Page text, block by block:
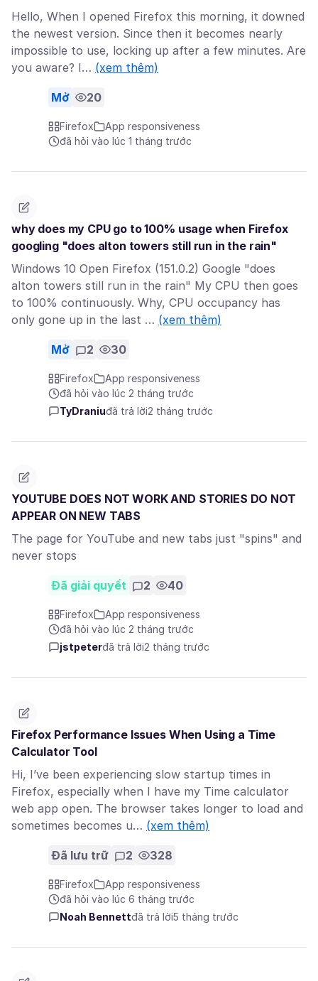
Hello, When I opened Firefox this morning, it downed
the newest version. Since then it becomes nearly
impossible to use, locking up after a few minutes. Are
you aware? I… (xem thêm)
Mở 20
Firefox
App responsiveness
đã hỏi vào lúc 1 tháng trước
why does my CPU go to 100% usage when Firefox
googling "does alton towers still run in the rain"
Windows 10 Open Firefox (151.0.2) Google "does
alton towers still run in the rain" My CPU then goes
to 100% continuously. Why, CPU occupancy has
only gone up in the last … (xem thêm)
Mở 2 30
Firefox
App responsiveness
đã hỏi vào lúc 2 tháng trước
TyDraniuđã trả lời2 tháng trước
YOUTUBE DOES NOT WORK AND STORIES DO NOT
APPEAR ON NEW TABS
The page for YouTube and new tabs just "spins" and
never stops
Đã giải quyết 2 40
Firefox
App responsiveness
đã hỏi vào lúc 2 tháng trước
jstpeterđã trả lời2 tháng trước
Firefox Performance Issues When Using a Time
Calculator Tool
Hi, I’ve been experiencing slow startup times in
Firefox, especially when I have my Time calculator
web app open. The browser takes longer to load and
sometimes becomes u… (xem thêm)
Đã lưu trữ 2 328
Firefox
App responsiveness
đã hỏi vào lúc 6 tháng trước
Noah Bennettđã trả lời5 tháng trước